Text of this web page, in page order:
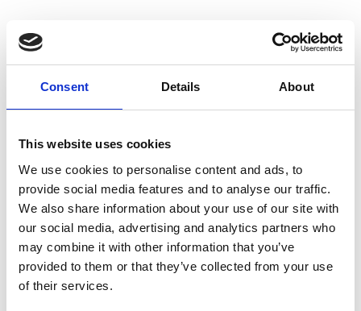
Consent Details About
This website uses cookies
We use cookies to personalise content and ads, to
provide social media features and to analyse our traffic.
We also share information about your use of our site with
our social media, advertising and analytics partners who
may combine it with other information that you’ve
provided to them or that they’ve collected from your use
of their services.
Loopt een gezin vast door hardnekkige patronen rond opvoeden en
opgroeien, ondanks dat er misschien al eerder hulp is geweest?
Voor deze gezinnen kan Specialistisch ambulante
gezinsbehandeling helpend zijn. De behandeling vindt plaats bij het
en formuleren daarna samen concrete doelen. Afhankelijk van wat
systeeminterventies, oplossingsgerichte gespreksvoering, video-
interactiebegeleiding, Geweldloos Verzet en psycho-educatie. Het
doel: Ouders versterken, het netwerk benutten en de veerkracht
van alle gezinsleden vergroten, zodat het gezin samen weer verder
kan.
Meer informatie vind je in